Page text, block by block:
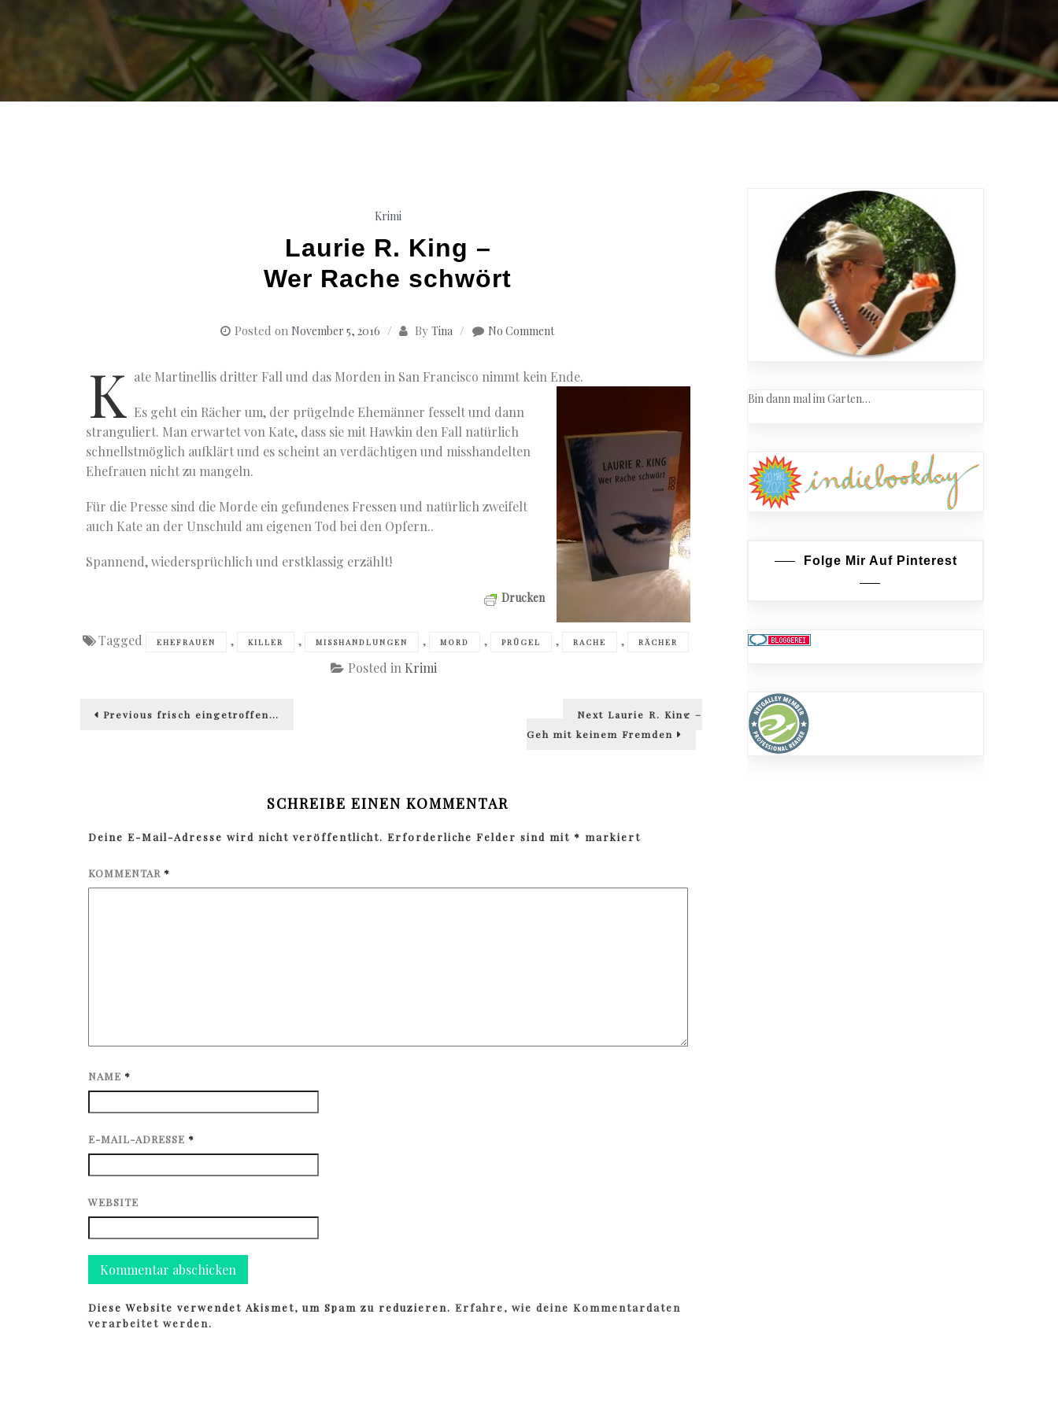
Krimi
Laurie R. King –
Wer Rache schwört
Posted on November 5, 2016 ByTina No Comment
K ate Martinellis dritter Fall und das Morden in San Francisco nimmt kein Ende.
Es geht ein Rächer um, der prügelnde Ehemänner fesselt und dann
stranguliert. Man erwartet von Kate, dass sie mit Hawkin den Fall natürlich
schnellstmöglich aufklärt und es scheint an verdächtigen und misshandelten
Ehefrauen nicht zu mangeln.
Für die Presse sind die Morde ein gefundenes Fressen und natürlich zweifelt
auch Kate an der Unschuld am eigenen Tod bei den Opfern..
Spannend, wiedersprüchlich und erstklassig erzählt!
Drucken
Tagged EHEFRAUEN , KILLER , MISSHANDLUNGEN , MORD , PRÜGEL , RACHE , RÄCHER
Posted in Krimi
Beitragsnavigation
Previous Previous
frisch eingetroffen… Next Next
Laurie R. King –
Geh mit keinem Fremden
SCHREIBE EINEN KOMMENTAR
Deine E-Mail-Adresse wird nicht veröffentlicht. Erforderliche Felder sind mit * markiert
KOMMENTAR *
NAME *
E-MAIL-ADRESSE *
WEBSITE
Diese Website verwendet Akismet, um Spam zu reduzieren.Erfahre, wie deine Kommentardaten
verarbeitet werden.
Bin dann mal im Garten…
Folge Mir Auf Pinterest